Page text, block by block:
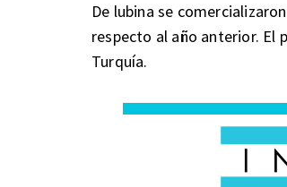
De lubina se
respecto al año anterior. El
Turquía.